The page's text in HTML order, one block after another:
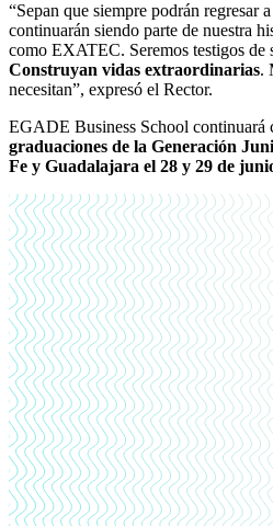
“Sepan que siempre podrán regresar
continuarán siendo parte de nuestra
como EXATEC. Seremos testigos de
Construyan vidas extraordinarias.
necesitan”, expresó el Rector.
EGADE Business School continuará
graduaciones de la Generación
Fe y Guadalajara el 28 y 29 de